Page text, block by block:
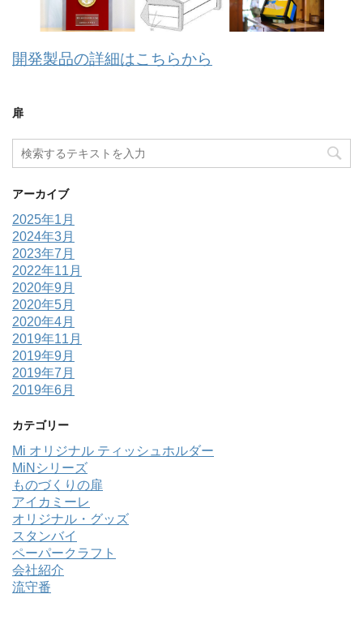
開発製品の詳細はこちらから
扉
アーカイブ
2025年1月
2024年3月
2023年7月
2022年11月
2020年9月
2020年5月
2020年4月
2019年11月
2019年9月
2019年7月
2019年6月
カテゴリー
Mi オリジナル ティッシュホルダー
MiNシリーズ
ものづくりの扉
アイカミーレ
オリジナル・グッズ
スタンバイ
ペーパークラフト
会社紹介
流守番